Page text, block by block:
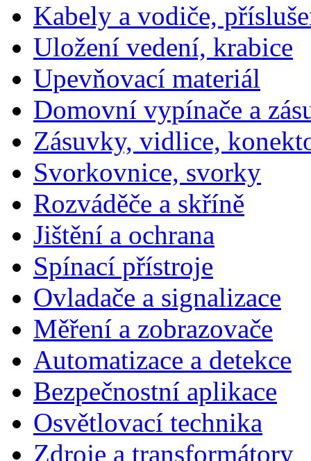
Kabely a vodiče,
Uložení vedení, krabice
Upevňovací materiál
Domovní vypínače a
Zásuvky, vidlice,
Svorkovnice, svorky
Rozváděče a skříně
Jištění a ochrana
Spínací přístroje
Ovladače a signalizace
Měření a zobrazovače
Automatizace a detekce
Bezpečnostní aplikace
Osvětlovací technika
Zdroje a transformátory